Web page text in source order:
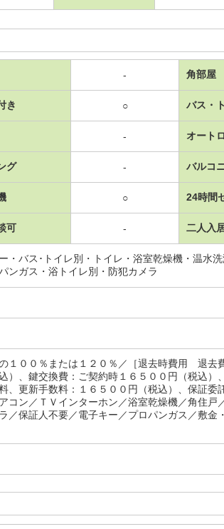
- 角部屋
き ○ バス・
- オート
グ - バルコ
○ 24時間
可 - 二人入
・バス･トイレ別・トイレ・浴室乾燥機・温水
ンガス・浴トイレ別・防犯カメラ
１００％または１２０％／［退去時費用 退去
）、鍵交換費：ご契約時１６５００円（税込）
、更新手数料：１６５００円（税込）、保証
コン／ＴＶインターホン／浴室乾燥機／角住戸
／保証人不要／電子キー／プロパンガス／敷金